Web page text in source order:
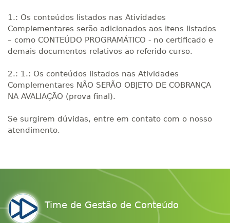
1.: Os conteúdos listados nas Atividades
Complementares serão adicionados aos itens listados
– como CONTEÚDO PROGRAMÁTICO - no certificado e
demais documentos relativos ao referido curso.
2.: 1.: Os conteúdos listados nas Atividades
Complementares NÃO SERÃO OBJETO DE COBRANÇA
NA AVALIAÇÃO (prova final).
Se surgirem dúvidas, entre em contato com o nosso
atendimento.
Time de Gestão de Conteúdo